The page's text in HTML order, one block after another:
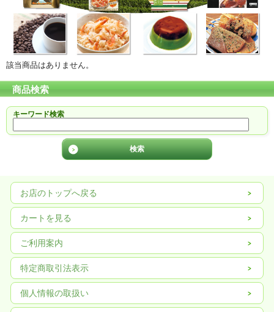
該当商品はありません。
商品検索
キーワード検索
お店のトップへ戻る
カートを見る
ご利用案内
特定商取引法表示
個人情報の取扱い